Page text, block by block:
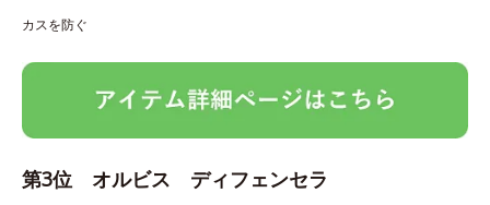
カスを防ぐ
第3位 オルビス ディフェンセラ